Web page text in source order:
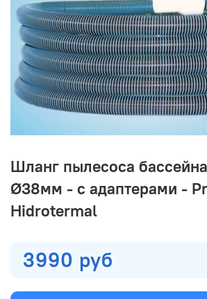
Шланг пылесоса
Ø38мм - с адаптерами -
Hidrotermal
3990 руб